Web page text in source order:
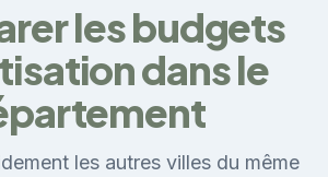
les budgets
dans le
les autres villes du même